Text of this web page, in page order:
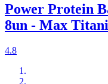
Power Protein
8un - Max
4.8